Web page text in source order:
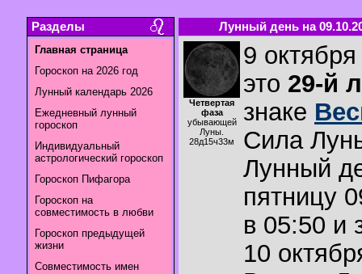
Разделы
Главная страница
Гороскоп на 2026 год
Лунный календарь 2026
Ежедневный лунный
гороскоп
Индивидуальный
астрологический гороскоп
Гороскоп Пифагора
Гороскоп на
совместимость в любви
Гороскоп предыдущей
жизни
Совместимость имен
Лунный день на
Четвертая
фаза
убывающей
Луны.
28д15ч33м
9
это 29-й
знаке
Сила
Лунный
пятницу
в 05:50 и
10